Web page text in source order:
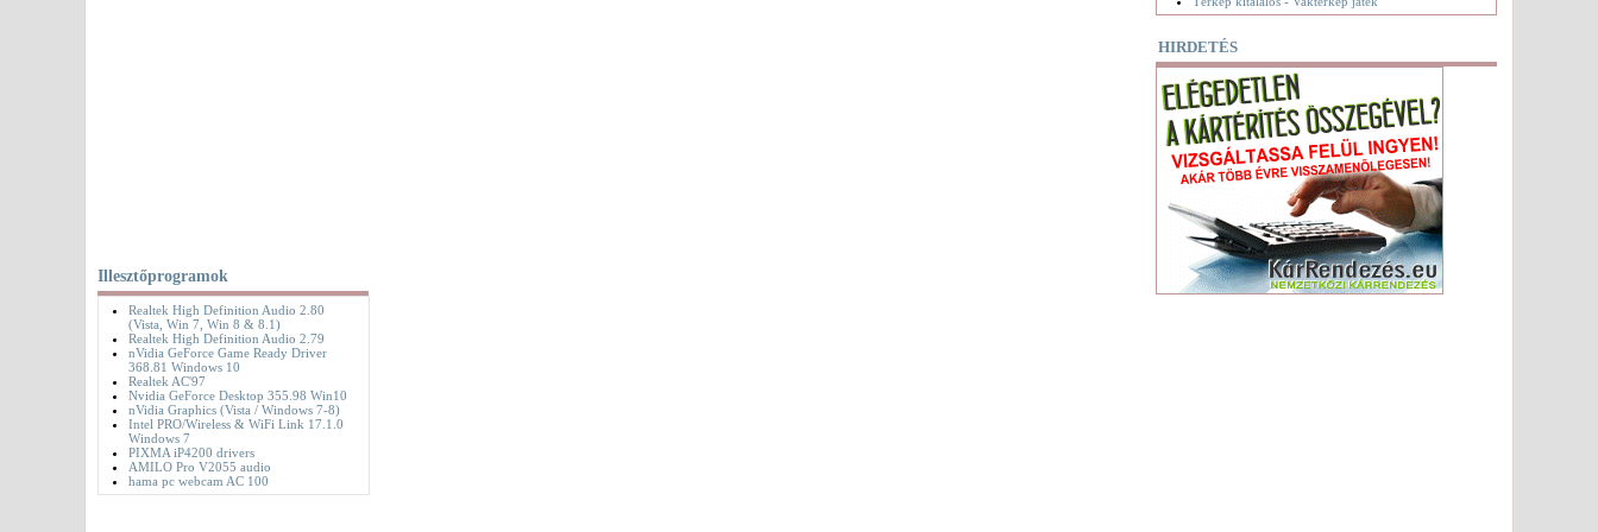
Illesztőprogramok
Realtek High Definition Audio 2.80
(Vista, Win 7, Win 8 & 8.1)
Realtek High Definition Audio 2.79
nVidia GeForce Game Ready Driver
368.81 Windows 10
Realtek AC'97
Nvidia GeForce Desktop 355.98 Win10
nVidia Graphics (Vista / Windows 7-8)
Intel PRO/Wireless & WiFi Link 17.1.0
Windows 7
PIXMA iP4200 drivers
AMILO Pro V2055 audio
hama pc webcam AC 100
HIRDETÉS